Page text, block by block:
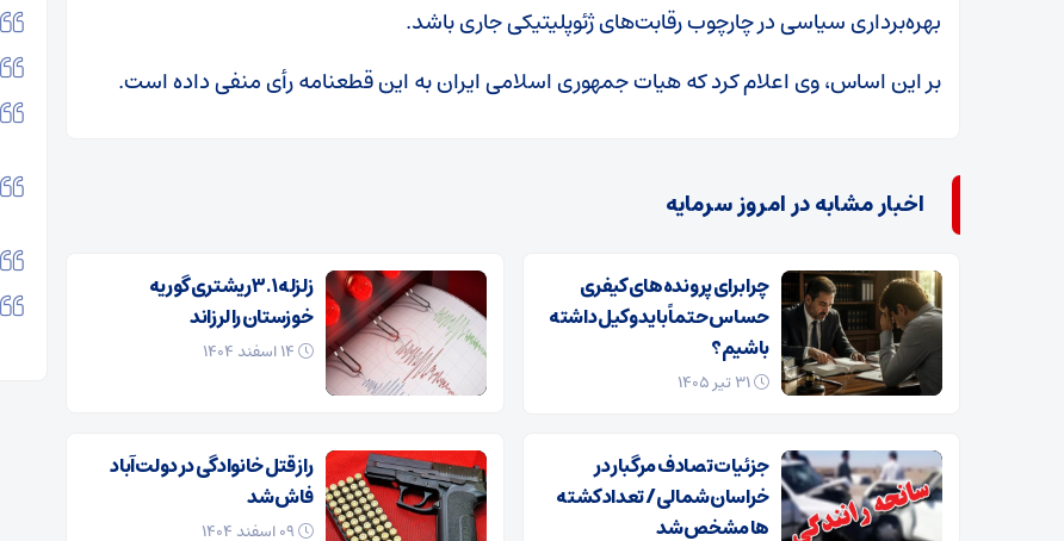
بهره‌برداری سیاسی در چارچوب رقابت‌های ژئوپلیتیکی جاری باشد.
بر این اساس، وی اعلام کرد که هیات جمهوری اسلامی ایران به این قطعنامه رأی منفی داده است.
اخبار مشابه در امروز سرمایه
چرا برای پرونده‌های کیفری
حساس حتماً باید وکیل داشته
باشیم؟
زلزله ۳.۱ ریشتری گوریه
خوزستان را لرزاند
جزئیات تصادف مرگبار در
خراسان‌شمالی/ تعداد کشته
ها مشخص شد
راز قتل خانوادگی در دولت‌آباد
فاش شد